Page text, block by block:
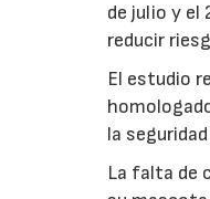
de julio y el
reducir
El estudio
la
La falta de